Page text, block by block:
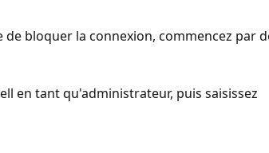
bloquer la connexion, commencez par
en tant qu'administrateur, puis saisissez